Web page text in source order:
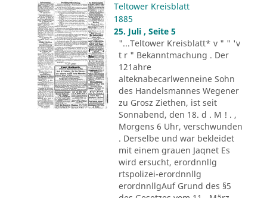
Teltower Kreisblatt
1885
25. Juli , Seite 5
"...Teltower Kreisblatt* v " " 'v
t r " Bekanntmachung . Der
121ahre
alteknabecarlwenneine Sohn
des Handelsmannes Wegener
zu Grosz Ziethen, ist seit
Sonnabend, den 18. d . M ! . ,
Morgens 6 Uhr, verschwunden
. Derselbe und war bekleidet
mit einem grauen Jaqnet Es
wird ersucht, erordnnllg
rtspolizei-erordnnllg
erordnnllgAuf Grund des §5